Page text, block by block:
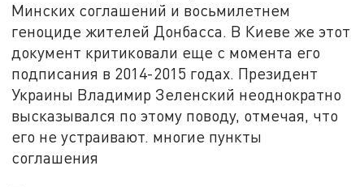
Минских соглашений и восьмилетнем
геноциде жителей Донбасса. В Киеве же этот
документ критиковали еще с момента его
подписания в 2014-2015 годах. Президент
Украины Владимир Зеленский неоднократно
высказывался по этому поводу, отмечая, что
его не устраивают. многие пункты
соглашения